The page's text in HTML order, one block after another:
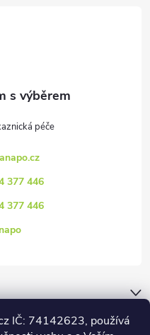
IČ: 74142623, používá
377 446
377 446